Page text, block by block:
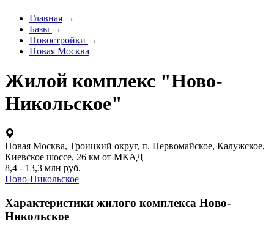
Главная →
Базы →
Новостройки →
Новая Москва
Жилой комплекс "Ново-
Никольское"
Новая Москва, Троицкий округ, п. Первомайское, Калужское,
Киевское шоссе, 26 км от МКАД
8,4 - 13,3 млн руб.
Ново-Никольское
Характеристики жилого комплекса Ново-
Никольское